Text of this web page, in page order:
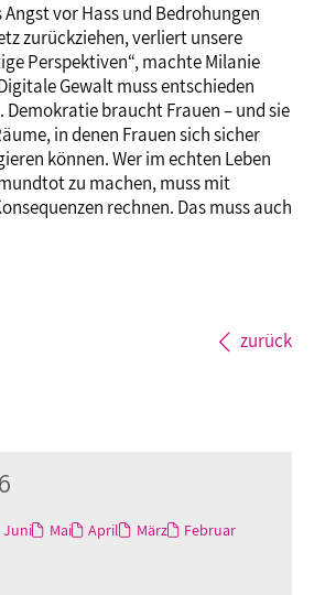
Angst vor Hass und Bedrohungen
zurückziehen, verliert unsere
Perspektiven“, machte Milanie
Gewalt muss entschieden
braucht Frauen – und sie
in denen Frauen sich sicher
können. Wer im echten Leben
zu machen, muss mit
rechnen. Das muss auch
zurück
Juni Mai April März
Februar